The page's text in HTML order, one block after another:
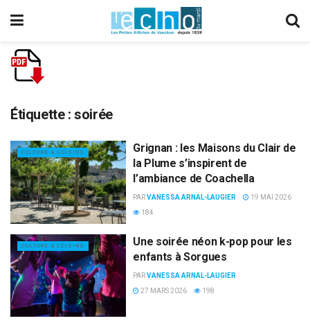
Étiquette :soirée
CULTURE & LOISIRS
Grignan : les Maisons du Clair de
la Plume s’inspirent de
l’ambiance de Coachella
PARVANESSA ARNAL-LAUGIER
19 MAI 2026
184
CULTURE & LOISIRS
Une soirée néon k-pop pour les
enfants à Sorgues
PARVANESSA ARNAL-LAUGIER
27 MARS 2026
198